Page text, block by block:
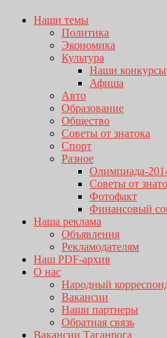
Наши темы
Политика
Экономика
Культура
Наши конкурсы
Афиша
Авто
Образование
Общество
Советы от знатока
Спорт
Разное
Олимпиада-
Советы от
Фотофакт
Финансовый
Наша реклама
Объявления
Рекламодателям
Наш PDF-архив
О нас
Народный
Вакансии
Наши партнеры
Обратная связь
Вакансии Таганрога